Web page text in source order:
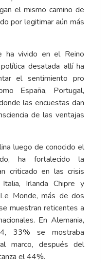
el mismo camino de
por legitimar aún más
vivido en el Reino
desatada allí ha
el sentimiento pro
España, Portugal,
las encuestas dan
de las ventajas
luego de conocido el
ha fortalecido la
criticado en las crisis
Irlanda Chipre y
Monde, más de dos
muestran reticentes a
En Alemania,
33% se mostraba
marco, después del
el 44%.